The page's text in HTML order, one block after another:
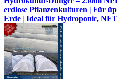
erdlose Pflanzenkulturen | Für
Erde | Ideal für Hydroponic,